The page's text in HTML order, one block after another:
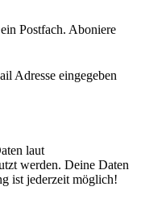
Postfach. Aboniere
Adresse eingegeben
laut
werden. Deine Daten
ist jederzeit möglich!